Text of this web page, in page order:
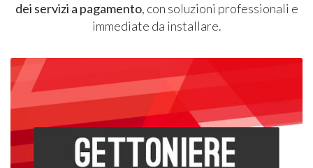
dei servizi a pagamento, con soluzioni professionali e
immediate da installare.